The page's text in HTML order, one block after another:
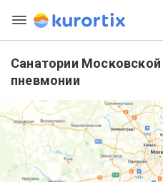
Санатории
пневмонии